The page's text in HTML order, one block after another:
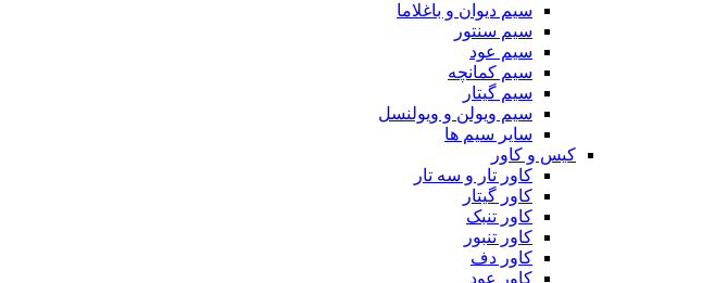
سیم دیوان و باغلاما
سیم سنتور
سیم عود
سیم کمانچه
سیم گیتار
سیم ویولن و ویولنسل
سایر سیم ها
کیس و کاور
کاور تار و سه تار
کاور گیتار
کاور تنبک
کاور تنبور
کاور دف
کاور عود